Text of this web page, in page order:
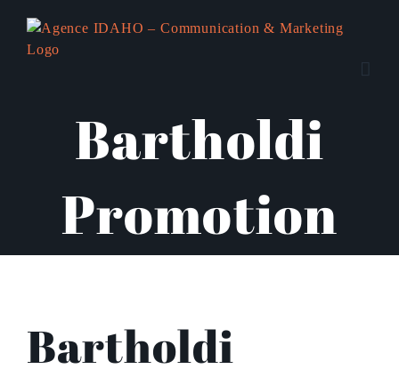
contenu
Bartholdi
Promotion
Bartholdi